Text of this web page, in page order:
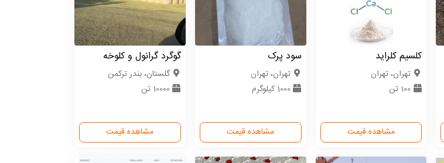
کلسیم کلراید
تهران، تهران
100 تن
مشاهده قیمت
سود پرک
تهران، تهران
1000 کیلوگرم
مشاهده قیمت
گوگرد گرانول و کلوخه
گلستان، بندر ترکمن
10000 تن
مشاهده قیمت